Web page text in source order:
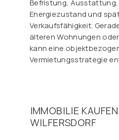
Befristung,
Energiezustand und
Verkaufsfähigkeit.
älteren Wohnungen
kann eine
Vermietungsstrategie
IMMOBILIE
WILFERSDORF